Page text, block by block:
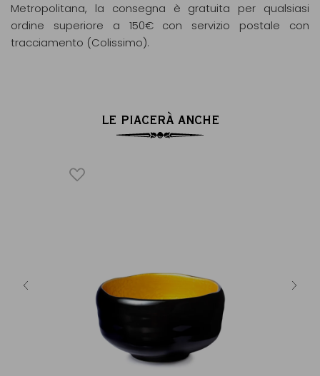
Metropolitana, la consegna è gratuita per qualsiasi
ordine superiore a 150€ con servizio postale con
tracciamento (Colissimo).
LE PIACERÀ ANCHE